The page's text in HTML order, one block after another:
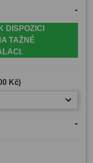
-
DISPOZICI
TAŽNÉ
Kč)
-